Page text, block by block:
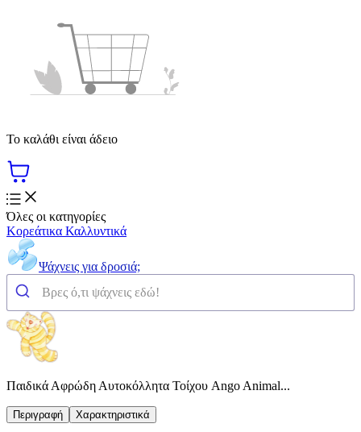
Το καλάθι είναι άδειο
Όλες οι κατηγορίες
Κορεάτικα Καλλυντικά
Ψάχνεις για δροσιά;
Παιδικά Αφρώδη Αυτοκόλλητα Τοίχου Ango Animal...
Περιγραφή Χαρακτηριστικά